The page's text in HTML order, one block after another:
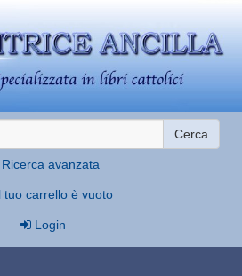
Cerca
Ricerca avanzata
tuo carrello è vuoto
Login